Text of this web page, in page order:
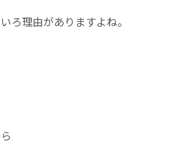
ろ理由がありますよね。